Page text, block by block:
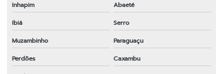
Inhapim
Abaeté
Ibiá
Serro
Muzambinho
Paraguaçu
Perdões
Caxambu